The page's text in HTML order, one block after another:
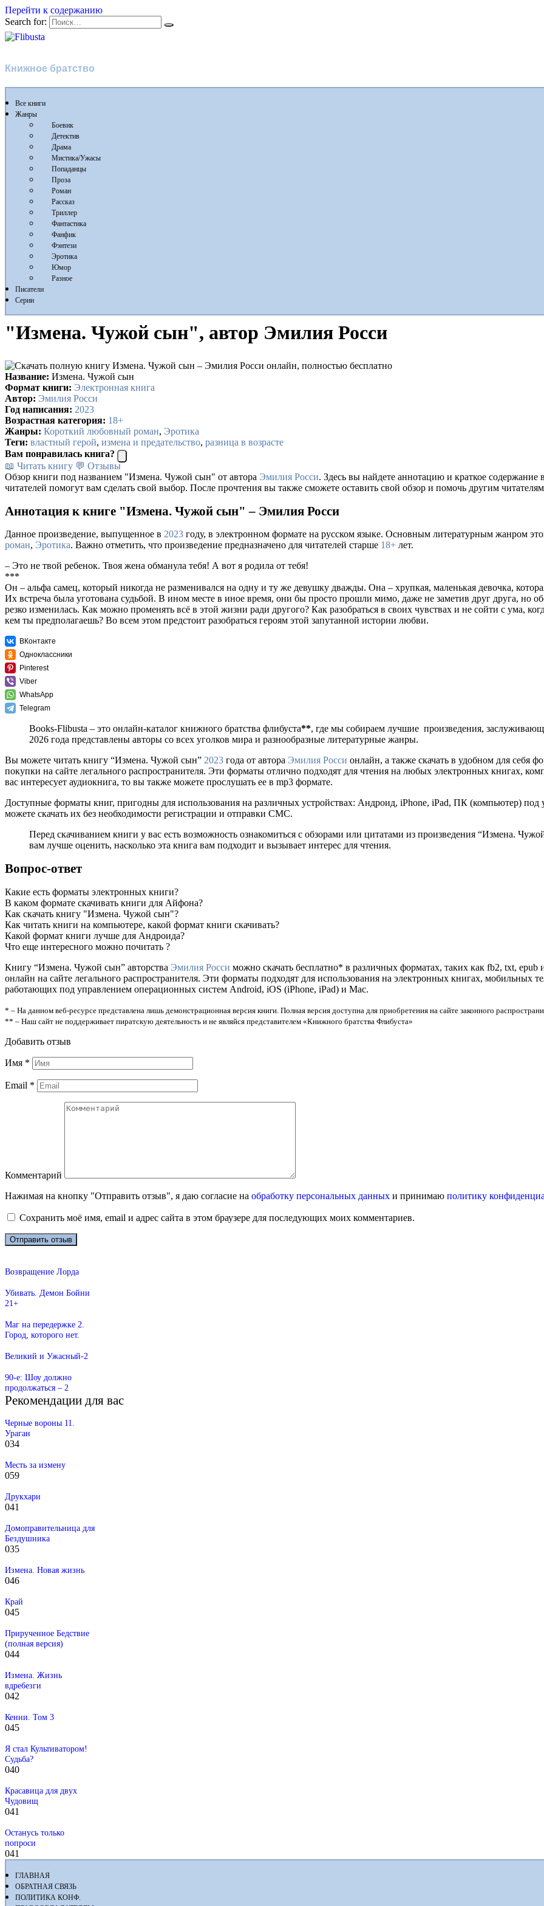
Перейти к содержанию
Search for:
Книжное братство
Все книги
Жанры
Боевик
Детектив
Драма
Мистика/Ужасы
Попаданцы
Проза
Роман
Рассказ
Триллер
Фантастика
Фанфик
Фэнтези
Эротика
Юмор
Разное
Писатели
Серии
"Измена. Чужой сын", автор Эмилия Росси
Название: Измена. Чужой сын
Формат книги: Электронная книга
Автор: Эмилия Росси
Год написания: 2023
Возрастная категория: 18+
Жанры: Короткий любовный роман, Эротика
Теги: властный герой, измена и предательство, разница в возрасте
Вам понравилась книга?
📖 Читать книгу 💬 Отзывы
Обзор книги под названием "Измена. Чужой сын" от автора Эмилия Росси. Здесь вы найдете аннотацию и краткое
читателей помогут вам сделать свой выбор. После прочтения вы также сможете оставить свой обзор и помочь другим
Аннотация к книге "Измена. Чужой сын" – Эмилия Росси
Данное произведение, выпущенное в 2023 году, в электронном формате на русском языке. Основным литературным жанром
роман, Эротика. Важно отметить, что произведение предназначено для читателей старше 18+ лет.
– Это не твой ребенок. Твоя жена обманула тебя! А вот я родила от тебя!
***
Он – альфа самец, который никогда не разменивался на одну и ту же девушку дважды. Она – хрупкая, маленькая девочка,
Их встреча была уготована судьбой. В ином месте в иное время, они бы просто прошли мимо, даже не заметив друг друга, но
резко изменилась. Как можно променять всё в этой жизни ради другого? Как разобраться в своих чувствах и не сойти с ума,
кем ты предполагаешь? Во всем этом предстоит разобраться героям этой запутанной истории любви.
ВКонтакте
Одноклассники
Pinterest
Viber
WhatsApp
Telegram
Books-Flibusta – это онлайн-каталог книжного братства флибуста**, где мы собираем лучшие произведения,
2026 года представлены авторы со всех уголков мира и разнообразные литературные жанры.
Вы можете читать книгу “Измена. Чужой сын” 2023 года от автора Эмилия Росси онлайн, а также скачать в удобном для себя
покупки на сайте легального распространителя. Эти форматы отлично подходят для чтения на любых электронных книгах,
вас интересует аудиокнига, то вы также можете прослушать ее в mp3 формате.
Доступные форматы книг, пригодны для использования на различных устройствах: Андроид, iPhone, iPad, ПК (компьютер)
можете скачать их без необходимости регистрации и отправки СМС.
Перед скачиванием книги у вас есть возможность ознакомиться с обзорами или цитатами из произведения “Измена.
вам лучше оценить, насколько эта книга вам подходит и вызывает интерес для чтения.
Вопрос-ответ
Какие есть форматы электронных книги?
В каком формате скачивать книги для Айфона?
Как скачать книгу "Измена. Чужой сын"?
Как читать книги на компьютере, какой формат книги скачивать?
Какой формат книги лучше для Андроида?
Что еще интересного можно почитать ?
Книгу “Измена. Чужой сын” авторства Эмилия Росси можно скачать бесплатно* в различных форматах, таких как fb2, txt,
онлайн на сайте легального распространителя. Эти форматы подходят для использования на электронных книгах, мобильных
работающих под управлением операционных систем Android, iOS (iPhone, iPad) и Mac.
* – На данном веб-ресурсе представлена лишь демонстрационная версия книги. Полная версия доступна для приобретения на сайте законного
** – Наш сайт не поддерживает пиратскую деятельность и не являйся представителем «Книжного братства Флибуста»
Добавить отзыв
Имя *
Email *
Комментарий
Нажимая на кнопку "Отправить отзыв", я даю согласие на обработку персональных данных и принимаю политику
Сохранить моё имя, email и адрес сайта в этом браузере для последующих моих комментариев.
Возвращение Лорда
Убивать. Демон Бойни
21+
Маг на передержке 2.
Город, которого нет.
Великий и Ужасный-2
90-е: Шоу должно
продолжаться – 2
Рекомендации для вас
Черные вороны 11.
Ураган
034
Месть за измену
059
Друкхари
041
Домоправительница для
Бездушника
035
Измена. Новая жизнь
046
Край
045
Прирученное Бедствие
(полная версия)
044
Измена. Жизнь
вдребезги
042
Кенни. Том 3
045
Я стал Культиватором!
Судьба?
040
Красавица для двух
Чудовищ
041
Останусь только
попроси
041
ГЛАВНАЯ
ОБРАТНАЯ СВЯЗЬ
ПОЛИТИКА КОНФ.